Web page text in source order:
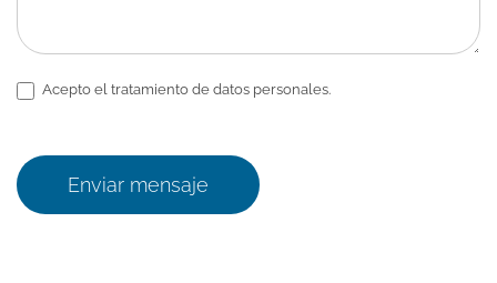
Acepto el tratamiento de datos personales.
Enviar mensaje